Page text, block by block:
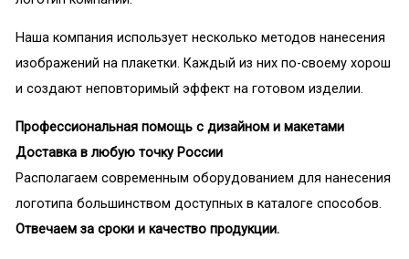
Наша компания использует несколько методов нанесения
изображений на плакетки. Каждый из них по-своему хорош
и создают неповторимый эффект на готовом изделии.
Профессиональная помощь с дизайном и макетами
Доставка в любую точку России
Располагаем современным оборудованием для нанесения
логотипа большинством доступных в каталоге способов.
Отвечаем за сроки и качество продукции.